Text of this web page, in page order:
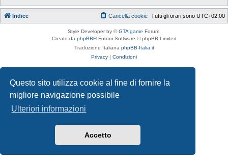
Questo sito utilizza cookie al fine di fornire la
migliore navigazione possibile
Ulteriori informazioni
Accetto
Indice Tutti gli orari sono UTC+02:00
Cancella cookie
Style Developer by ©GTA game Forum.
Creato da phpBB® Forum Software © phpBB Limited
Traduzione Italiana phpBB-Italia.it
Privacy | Condizioni